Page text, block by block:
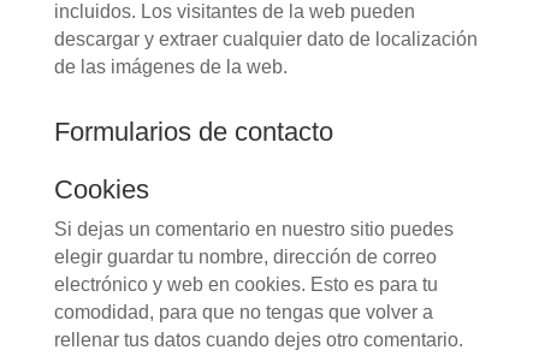
incluidos. Los visitantes de la web pueden
descargar y extraer cualquier dato de localización
de las imágenes de la web.
Formularios de contacto
Cookies
Si dejas un comentario en nuestro sitio puedes
elegir guardar tu nombre, dirección de correo
electrónico y web en cookies. Esto es para tu
comodidad, para que no tengas que volver a
rellenar tus datos cuando dejes otro comentario.